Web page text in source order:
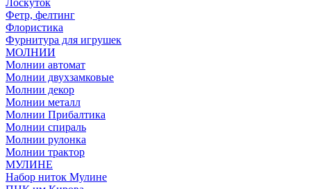
Лоскуток
Фетр, фелтинг
Флористика
Фурнитура для игрушек
МОЛНИИ
Молнии автомат
Молнии двухзамковые
Молнии декор
Молнии металл
Молнии Прибалтика
Молнии спираль
Молнии рулонка
Молнии трактор
МУЛИНЕ
Набор ниток Мулине